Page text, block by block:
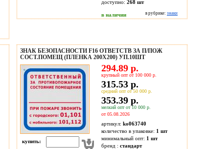
доступно: 268 шт
в наличии в рубрике: знаки
ЗНАК БЕЗОПАСНОСТИ F16 ОТВЕТСТВ ЗА П/ПОЖ
СОСТ.ПОМЕЩ (ПЛЕНКА 200Х200) УП.10ШТ
купить:
294.89 р.
крупный опт от 100 000 р.
315.53 р.
средний опт от 50 000 р.
353.39 р.
мелкий опт от 10 000 р.
от 05.08.2026
артикул: ko063740
количество в упаковке: 1 шт
минимальный опт: 1 шт
бренд : стандарт